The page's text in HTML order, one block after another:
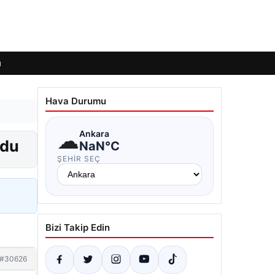
#30626
Hava Durumu
☁Ankara
NaN°C
ŞEHIR SEÇ
Bizi Takip Edin